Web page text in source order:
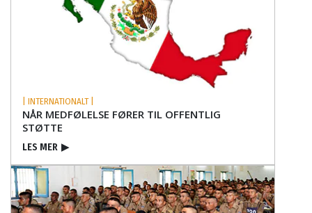
| INTERNATIONALT |
NÅR MEDFØLELSE FØRER TIL OFFENTLIG
STØTTE
LES MER ▶